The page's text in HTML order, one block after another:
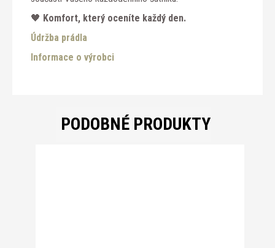
🖤 Komfort, který oceníte každý den.
Údržba prádla
Informace o výrobci
PODOBNÉ PRODUKTY